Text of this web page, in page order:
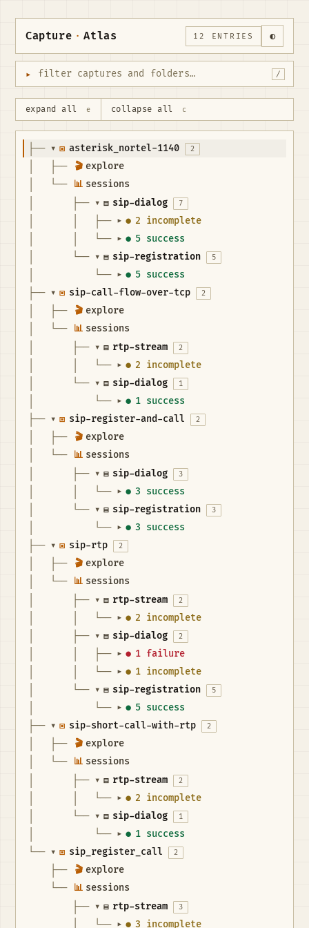
Capture · Atlas 12 ENTRIES ◐
▸ /
expand all e collapse all c
├── ▾ ▣ asterisk_nortel-1140 2
│   ├── 🎬 explore
│   └──
📊 sessions
│       ├── ▾ ▤ sip-dialog 7
│       │   ├── ▾ ● 2 incomplete
│       │   └──
▾ ● 5 success
│       └── ▾ ▤ sip-registration 5
│           └── ▾ ● 5 success
├── ▾ ▣ sip-call-flow-over-tcp 2
│   ├── 🎬 explore
│   └──
📊 sessions
│       ├── ▾ ▤ rtp-stream 2
│       │   └── ▾ ● 2 incomplete
│       └── ▾ ▤ sip-dialog 1
│           └── ▾ ● 1 success
├── ▾ ▣ sip-register-and-call 2
│   ├── 🎬 explore
│   └──
📊 sessions
│       ├── ▾ ▤ sip-dialog 3
│       │   └── ▾ ● 3 success
│       └── ▾ ▤ sip-registration 3
│           └── ▾ ● 3 success
├── ▾ ▣ sip-rtp 2
│   ├── 🎬 explore
│   └──
📊 sessions
│       ├── ▾ ▤ rtp-stream 2
│       │   └── ▾ ● 2 incomplete
│       ├── ▾ ▤ sip-dialog 2
│       │   ├── ▾ ● 1 failure
│       │   └──
▾ ● 1 incomplete
│       └── ▾ ▤ sip-registration 5
│           └── ▾ ● 5 success
├── ▾ ▣ sip-short-call-with-rtp 2
│   ├── 🎬 explore
│   └──
📊 sessions
│       ├── ▾ ▤ rtp-stream 2
│       │   └── ▾ ● 2 incomplete
│       └── ▾ ▤ sip-dialog 1
│           └── ▾ ● 1 success
└── ▾ ▣ sip_register_call 2
    ├──
🎬 explore
    └──
📊 sessions
        ├──
▾ ▤ rtp-stream 3
        │   └──
▾ ● 3 incomplete